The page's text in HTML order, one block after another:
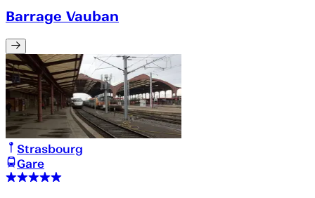
Barrage Vauban
Strasbourg
Gare